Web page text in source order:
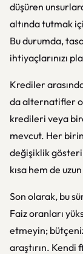
düşüren
altında tutmak
Bu durumda,
ihtiyaçlarınızı
Krediler
da alternatifler
kredileri veya
mevcut. Her
değişiklik
kısa hem de
Son olarak, bu
Faiz oranları
etmeyin;
araştırın. Kendi